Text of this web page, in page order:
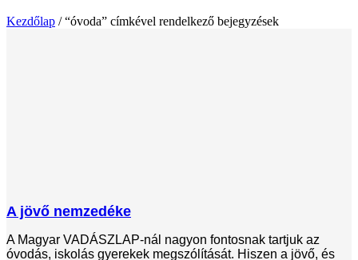
Kezdőlap / “óvoda” címkével rendelkező bejegyzések
A jövő nemzedéke
A Magyar VADÁSZLAP-nál nagyon fontosnak tartjuk az
óvodás, iskolás gyerekek megszólítását. Hiszen a jövő, és